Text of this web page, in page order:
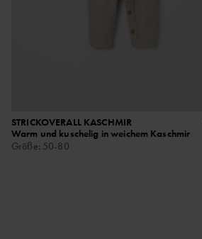
STRICKOVERALL KASCHMIR
Warm und kuschelig in weichem Kaschmir
Größe: 50-80